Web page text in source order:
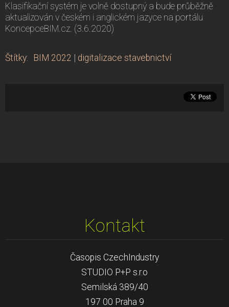
Klasifikační systém je volně dostupný a bude průběžně
aktualizován v českém i anglickém jazyce na portálu
KoncepceBIM.cz. (3.6.2020)
Štítky: BIM 2022 | digitalizace stavebnictví
Kontakt
Časopis CzechIndustry
STUDIO P+P s.r.o
Semilská 389/40
197 00 Praha 9